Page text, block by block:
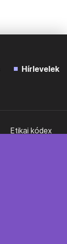
Hírlevelek
Etikai kódex